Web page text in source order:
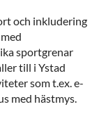
och inkludering
sportgrenar
till i Ystad
som t.ex. e-
med hästmys.